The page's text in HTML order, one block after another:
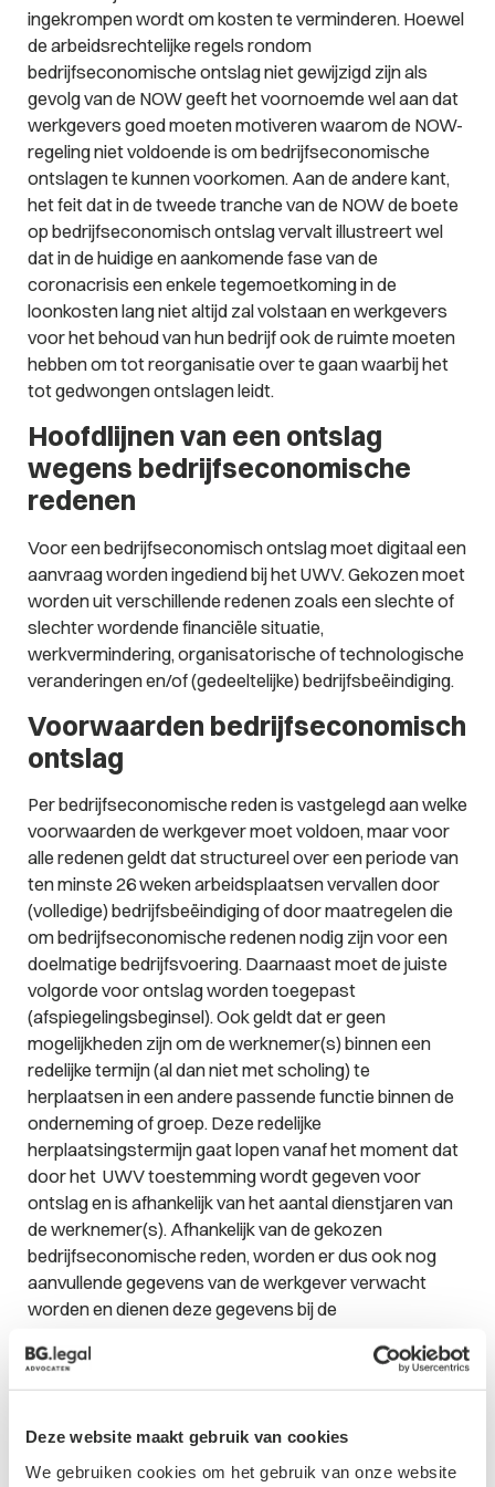
Deze website maakt gebruik van cookies
We gebruiken cookies om het gebruik van onze website
ingekrompen wordt om kosten te verminderen. Hoewel
de arbeidsrechtelijke regels rondom
bedrijfseconomische ontslag niet gewijzigd zijn als
gevolg van de NOW geeft het voornoemde wel aan dat
werkgevers goed moeten motiveren waarom de NOW-
regeling niet voldoende is om bedrijfseconomische
ontslagen te kunnen voorkomen. Aan de andere kant,
het feit dat in de tweede tranche van de NOW de boete
op bedrijfseconomisch ontslag vervalt illustreert wel
dat in de huidige en aankomende fase van de
coronacrisis een enkele tegemoetkoming in de
loonkosten lang niet altijd zal volstaan en werkgevers
voor het behoud van hun bedrijf ook de ruimte moeten
hebben om tot reorganisatie over te gaan waarbij het
tot gedwongen ontslagen leidt.
Hoofdlijnen van een ontslag
wegens bedrijfseconomische
redenen
Voor een bedrijfseconomisch ontslag moet digitaal een
aanvraag worden ingediend bij het UWV. Gekozen moet
worden uit verschillende redenen zoals een slechte of
slechter wordende financiële situatie,
werkvermindering, organisatorische of technologische
veranderingen en/of (gedeeltelijke) bedrijfsbeëindiging.
Voorwaarden bedrijfseconomisch
ontslag
Per bedrijfseconomische reden is vastgelegd aan welke
voorwaarden de werkgever moet voldoen, maar voor
alle redenen geldt dat structureel over een periode van
ten minste 26 weken arbeidsplaatsen vervallen door
(volledige) bedrijfsbeëindiging of door maatregelen die
om bedrijfseconomische redenen nodig zijn voor een
doelmatige bedrijfsvoering. Daarnaast moet de juiste
volgorde voor ontslag worden toegepast
(afspiegelingsbeginsel). Ook geldt dat er geen
mogelijkheden zijn om de werknemer(s) binnen een
redelijke termijn (al dan niet met scholing) te
herplaatsen in een andere passende functie binnen de
onderneming of groep. Deze redelijke
herplaatsingstermijn gaat lopen vanaf het moment dat
door het UWV toestemming wordt gegeven voor
ontslag en is afhankelijk van het aantal dienstjaren van
de werknemer(s). Afhankelijk van de gekozen
bedrijfseconomische reden, worden er dus ook nog
aanvullende gegevens van de werkgever verwacht
worden en dienen deze gegevens bij de
Collectief ontslag
In het geval van een voorgenomen ontslag van 20
maanden is sprake van een collectief ontslag en geldt